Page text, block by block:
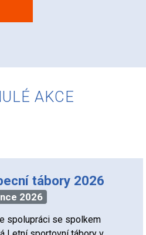
AKCE
tábory 2026
2026
spolupráci se spolkem